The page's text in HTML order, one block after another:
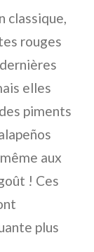
classique,
rouges
elles
piments
aux
! Ces
plus